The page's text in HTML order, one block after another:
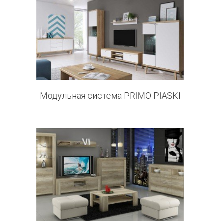
Модульная система PRIMO PIASKI
8 products